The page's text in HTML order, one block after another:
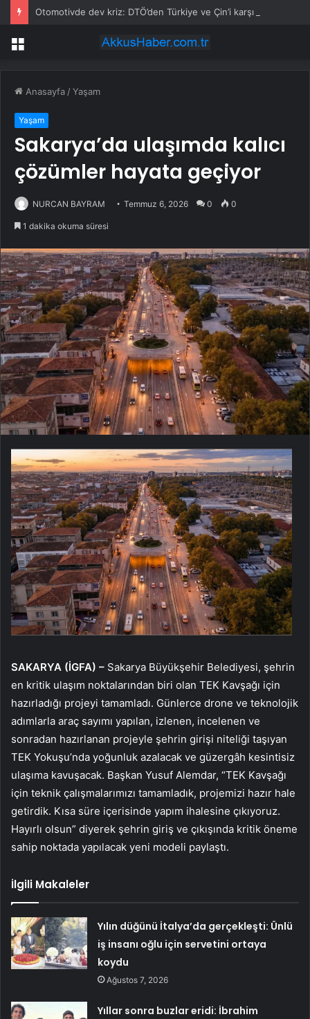
Menü
Anasayfa /Yaşam
Yaşam
Sakarya’da ulaşımda kalıcı
çözümler hayata geçiyor
NURCAN BAYRAM Temmuz 6, 2026 0 0
1 dakika okuma süresi
SAKARYA (İGFA) – Sakarya Büyükşehir Belediyesi, şehrin
en kritik ulaşım noktalarından biri olan TEK Kavşağı için
hazırladığı projeyi tamamladı. Günlerce drone ve teknolojik
adımlarla araç sayımı yapılan, izlenen, incelenen ve
sonradan hazırlanan projeyle şehrin girişi niteliği taşıyan
TEK Yokuşu’nda yoğunluk azalacak ve güzergâh kesintisiz
ulaşıma kavuşacak. Başkan Yusuf Alemdar, “TEK Kavşağı
için teknik çalışmalarımızı tamamladık, projemizi hazır hale
getirdik. Kısa süre içerisinde yapım ihalesine çıkıyoruz.
Hayırlı olsun” diyerek şehrin giriş ve çıkışında kritik öneme
sahip noktada yapılacak yeni modeli paylaştı.
İlgili Makaleler
Yılın düğünü İtalya’da gerçekleşti: Ünlü
iş insanı oğlu için servetini ortaya
koydu
Ağustos 7, 2026
Yıllar sonra buzlar eridi: İbrahim